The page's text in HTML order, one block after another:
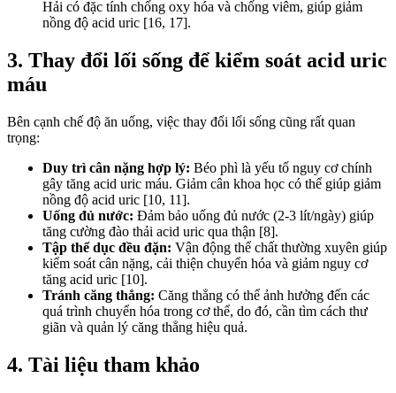
Hải có đặc tính chống oxy hóa và chống viêm, giúp giảm
nồng độ acid uric [16, 17].
3. Thay đổi lối sống để kiểm soát acid uric
máu
Bên cạnh chế độ ăn uống, việc thay đổi lối sống cũng rất quan
trọng:
Duy trì cân nặng hợp lý: Béo phì là yếu tố nguy cơ chính
gây tăng acid uric máu. Giảm cân khoa học có thể giúp giảm
nồng độ acid uric [10, 11].
Uống đủ nước: Đảm bảo uống đủ nước (2-3 lít/ngày) giúp
tăng cường đào thải acid uric qua thận [8].
Tập thể dục đều đặn: Vận động thể chất thường xuyên giúp
kiểm soát cân nặng, cải thiện chuyển hóa và giảm nguy cơ
tăng acid uric [10].
Tránh căng thẳng: Căng thẳng có thể ảnh hưởng đến các
quá trình chuyển hóa trong cơ thể, do đó, cần tìm cách thư
giãn và quản lý căng thẳng hiệu quả.
4. Tài liệu tham khảo